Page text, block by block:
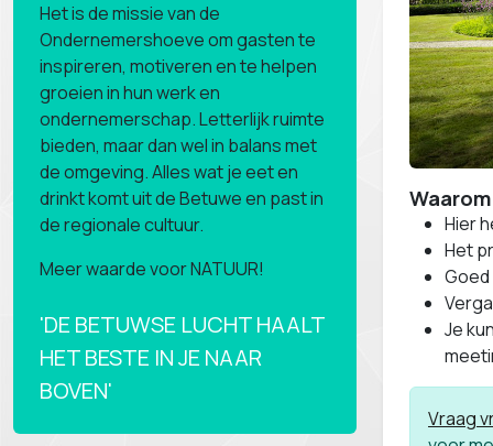
Het is de missie van de
Ondernemershoeve om gasten te
inspireren, motiveren en te helpen
groeien in hun werk en
ondernemerschap. Letterlijk ruimte
bieden, maar dan wel in balans met
de omgeving. Alles wat je eet en
drinkt komt uit de Betuwe en past in
de regionale cultuur.
Meer waarde voor NATUUR!
'DE BETUWSE LUCHT HAALT
HET BESTE IN JE NAAR
BOVEN'
Hier
Het
Goed
Je
Vraag